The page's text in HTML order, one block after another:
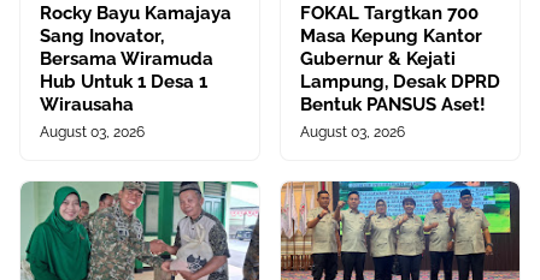
Rocky Bayu Kamajaya
Sang Inovator,
Bersama Wiramuda
Hub Untuk 1 Desa 1
Wirausaha
August 03, 2026
FOKAL Targtkan 700
Masa Kepung Kantor
Gubernur & Kejati
Lampung, Desak DPRD
Bentuk PANSUS Aset!
August 03, 2026